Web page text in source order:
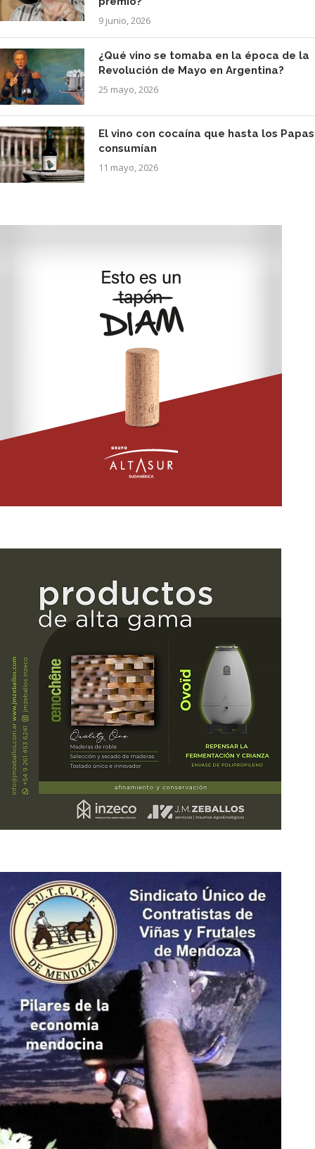
9 junio, 2026
¿Qué vino se tomaba en la época de la
Revolución de Mayo en Argentina?
25 mayo, 2026
El vino con cocaína que hasta los Papas
consumían
11 mayo, 2026